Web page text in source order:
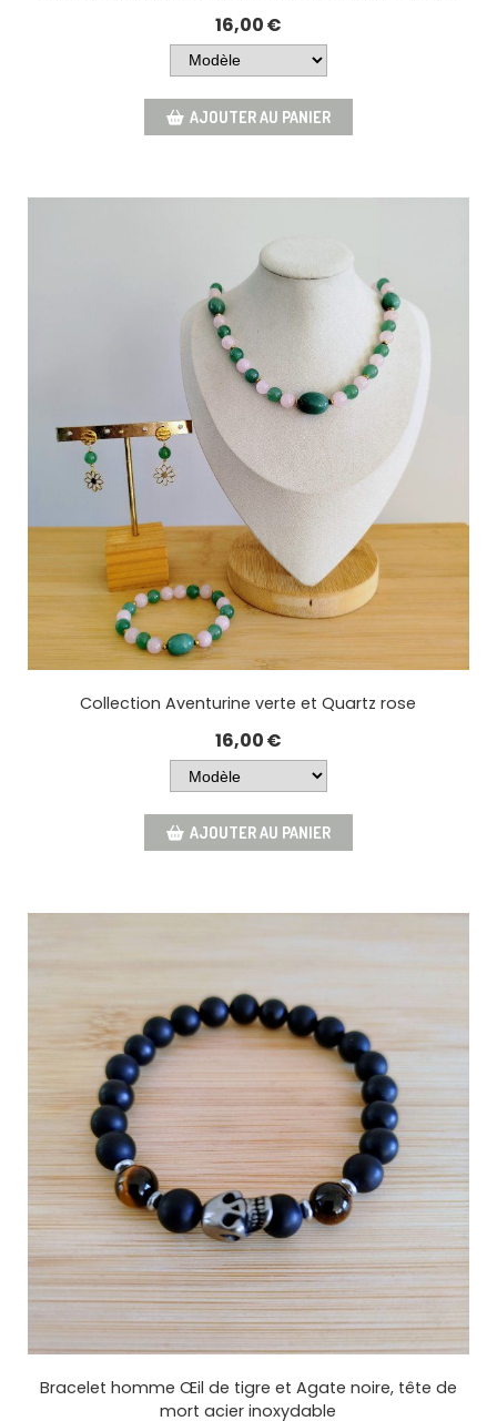
16,00€
AJOUTER AU PANIER
Collection Aventurine verte et Quartz rose
16,00€
AJOUTER AU PANIER
Bracelet homme Œil de tigre et Agate noire, tête de
mort acier inoxydable